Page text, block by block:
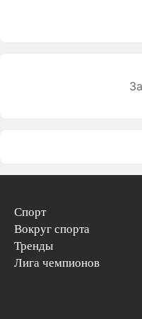
Спорт
Вокруг спорта
Тренды
Лига чемпионов